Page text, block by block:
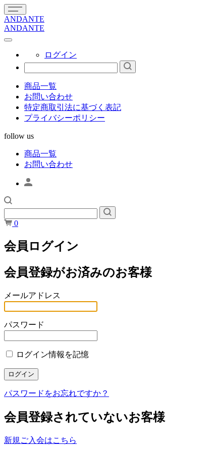
ANDANTE
ANDANTE
ログイン
商品一覧
お問い合わせ
特定商取引法に基づく表記
プライバシーポリシー
follow us
商品一覧
お問い合わせ
0
会員ログイン
会員登録がお済みのお客様
メールアドレス
パスワード
ログイン情報を記憶
パスワードをお忘れですか？
会員登録されていないお客様
新規ご入会はこちら